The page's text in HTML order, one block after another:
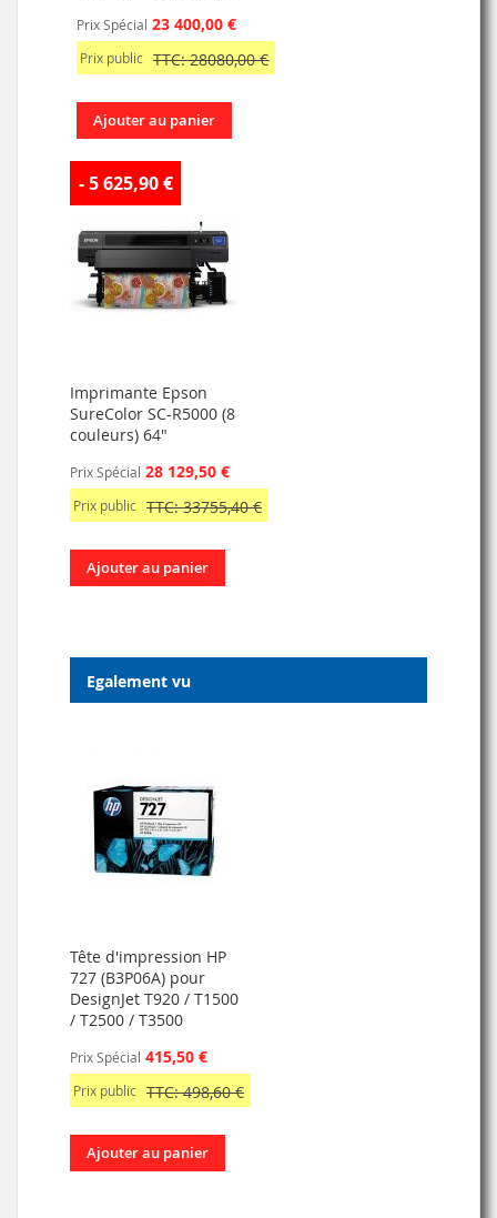
Prix Spécial 23 400,00 €
Prix public TTC: 28080,00 €
Ajouter au panier
- 5 625,90 €
Imprimante Epson
SureColor SC-R5000 (8
couleurs) 64"
Prix Spécial 28 129,50 €
Prix public TTC: 33755,40 €
Ajouter au panier
Egalement vu
Tête d'impression HP
727 (B3P06A) pour
DesignJet T920 / T1500
/ T2500 / T3500
Prix Spécial 415,50 €
Prix public TTC: 498,60 €
Ajouter au panier